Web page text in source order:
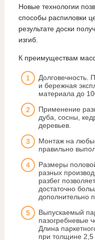
Новые технологии
способы распиловки
результате доски
изгиб.
К преимуществам
Долговечность.
и бережная
материала до
Применение
дуба, сосны,
деревьев.
Монтаж на
правильно
Размеры
разных
разбег
достаточно
дополнительно
Выпускаемый
пазогребневые
Длина
при толщине 2,5